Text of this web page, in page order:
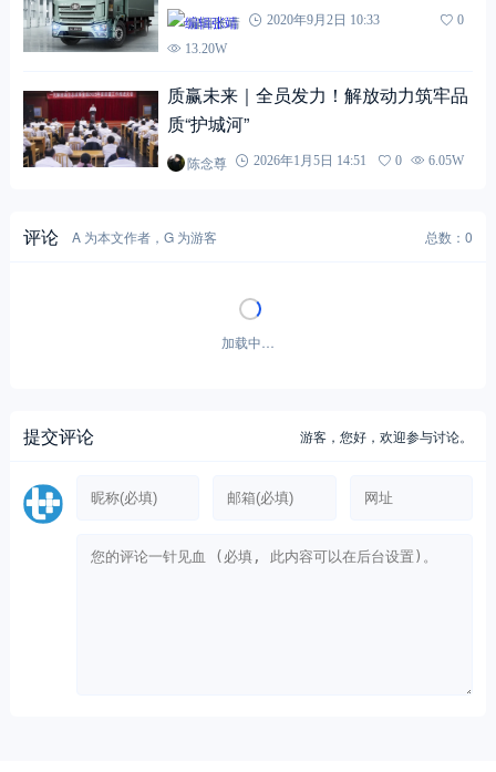
编辑张靖 2020年9月2日 10:33
0
13.20W
质赢未来｜全员发力！解放动力筑牢品
质“护城河”
陈念尊 2026年1月5日 14:51 0 6.05W
评论 A 为本文作者，G 为游客 总数：0
加载中…
提交评论 游客，您好，欢迎参与讨论。